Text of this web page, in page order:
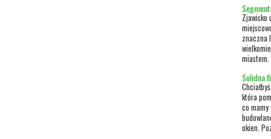
znaczna
Solidna
która
co mamy
okien.